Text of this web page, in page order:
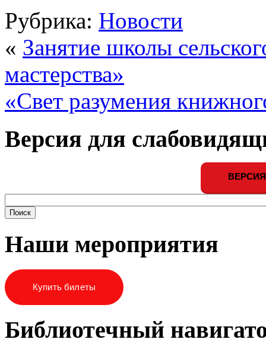
Рубрика: Новости
« Занятие школы
мастерства»
«Свет разумения
Версия для
Наши мероприятия
Купить билеты
Библиотечный